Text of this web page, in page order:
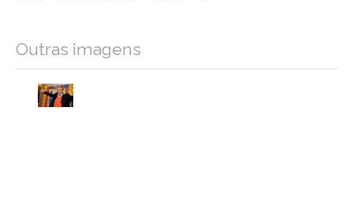
Outras imagens